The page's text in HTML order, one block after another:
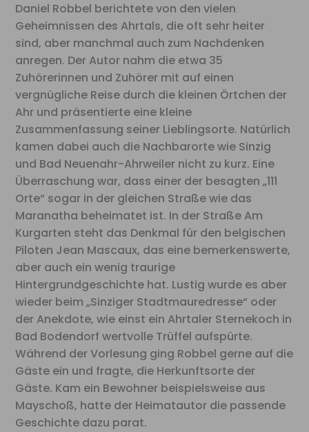
Daniel Robbel berichtete von den vielen
Geheimnissen des Ahrtals, die oft sehr heiter
sind, aber manchmal auch zum Nachdenken
anregen. Der Autor nahm die etwa 35
Zuhörerinnen und Zuhörer mit auf einen
vergnügliche Reise durch die kleinen Örtchen der
Ahr und präsentierte eine kleine
Zusammenfassung seiner Lieblingsorte. Natürlich
kamen dabei auch die Nachbarorte wie Sinzig
und Bad Neuenahr-Ahrweiler nicht zu kurz. Eine
Überraschung war, dass einer der besagten „111
Orte“ sogar in der gleichen Straße wie das
Maranatha beheimatet ist. In der Straße Am
Kurgarten steht das Denkmal für den belgischen
Piloten Jean Mascaux, das eine bemerkenswerte,
aber auch ein wenig traurige
Hintergrundgeschichte hat. Lustig wurde es aber
wieder beim „Sinziger Stadtmauredresse“ oder
der Anekdote, wie einst ein Ahrtaler Sternekoch in
Bad Bodendorf wertvolle Trüffel aufspürte.
Während der Vorlesung ging Robbel gerne auf die
Gäste ein und fragte, die Herkunftsorte der
Gäste. Kam ein Bewohner beispielsweise aus
Mayschoß, hatte der Heimatautor die passende
Geschichte dazu parat.